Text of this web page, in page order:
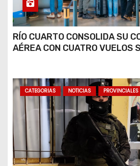
RÍO CUARTO CONSOLIDA SU
AÉREA CON CUATRO VUELOS
CATEGORIAS NOTICIAS PROVINCIALES